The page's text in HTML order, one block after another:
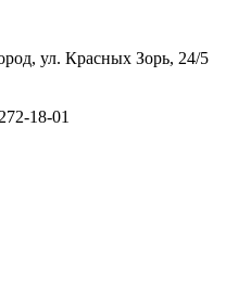
ул. Красных Зорь, 24/5
18-01